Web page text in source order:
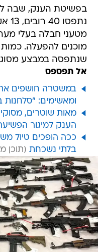
בפשיטת הענק, שבה
מטעני חבלה בעלי
מוכנים להפעלה.
שנתפסה במבצע מסוג
אל תפספס
במשטרה חושפים
ומאשימים:
מאות שוטרים,
הענק למיגור
ככה הופכים טיול
בלתי נשכחת